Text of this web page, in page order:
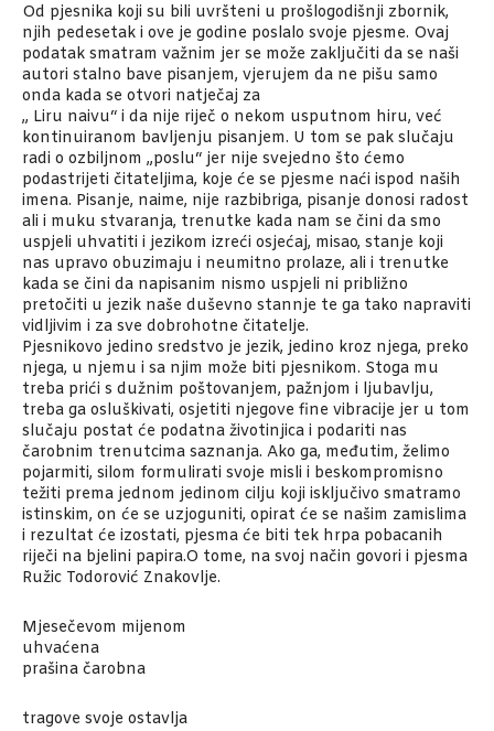
Od pjesnika koji su bili uvršteni u prošlogodišnji zbornik,
njih pedesetak i ove je godine poslalo svoje pjesme. Ovaj
podatak smatram važnim jer se može zaključiti da se naši
autori stalno bave pisanjem, vjerujem da ne pišu samo
onda kada se otvori natječaj za
„ Liru naivu“ i da nije riječ o nekom usputnom hiru, već
kontinuiranom bavljenju pisanjem. U tom se pak slučaju
radi o ozbiljnom „poslu“ jer nije svejedno što ćemo
podastrijeti čitateljima, koje će se pjesme naći ispod naših
imena. Pisanje, naime, nije razbibriga, pisanje donosi radost
ali i muku stvaranja, trenutke kada nam se čini da smo
uspjeli uhvatiti i jezikom izreći osjećaj, misao, stanje koji
nas upravo obuzimaju i neumitno prolaze, ali i trenutke
kada se čini da napisanim nismo uspjeli ni približno
pretočiti u jezik naše duševno stannje te ga tako napraviti
vidljivim i za sve dobrohotne čitatelje.
Pjesnikovo jedino sredstvo je jezik, jedino kroz njega, preko
njega, u njemu i sa njim može biti pjesnikom. Stoga mu
treba prići s dužnim poštovanjem, pažnjom i ljubavlju,
treba ga osluškivati, osjetiti njegove fine vibracije jer u tom
slučaju postat će podatna životinjica i podariti nas
čarobnim trenutcima saznanja. Ako ga, međutim, želimo
pojarmiti, silom formulirati svoje misli i beskompromisno
težiti prema jednom jedinom cilju koji isključivo smatramo
istinskim, on će se uzjoguniti, opirat će se našim zamislima
i rezultat će izostati, pjesma će biti tek hrpa pobacanih
riječi na bjelini papira.O tome, na svoj način govori i pjesma
Ružic Todorović Znakovlje.
Mjesečevom mijenom
uhvaćena
prašina čarobna
tragove svoje ostavlja